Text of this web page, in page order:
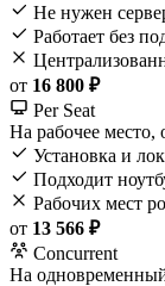
Не нужен
Работает без
от 16 800 ₽
Per Seat
На рабочее место,
Установка и
Подходит
Рабочих мест
от 13 566 ₽
Concurrent
На